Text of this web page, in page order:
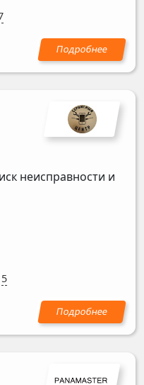
неисправности и